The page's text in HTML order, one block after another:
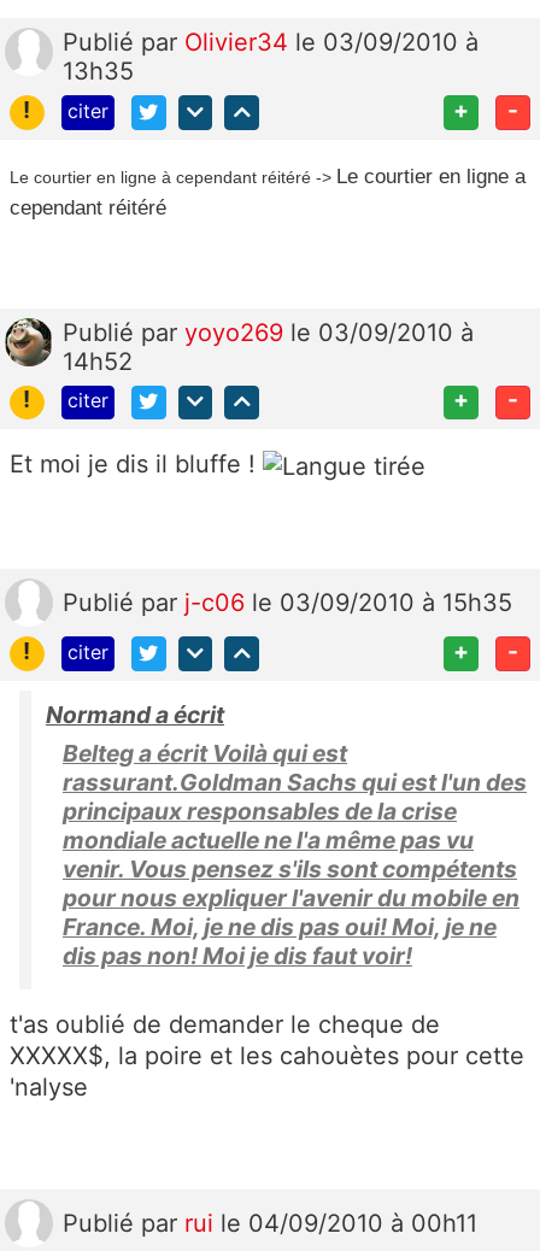
Publié par Olivier34 le 03/09/2010 à
13h35
!
citer + -
Le courtier en ligne à cependant réitéré -> Le courtier en ligne a
cependant réitéré
Publié par yoyo269 le 03/09/2010 à
14h52
!
citer + -
Et moi je dis il bluffe !
Publié par j-c06 le 03/09/2010 à 15h35
!
citer + -
Normand a écrit
Belteg a écrit Voilà qui est
rassurant.Goldman Sachs qui est l'un des
principaux responsables de la crise
mondiale actuelle ne l'a même pas vu
venir. Vous pensez s'ils sont compétents
pour nous expliquer l'avenir du mobile en
France. Moi, je ne dis pas oui! Moi, je ne
dis pas non! Moi je dis faut voir!
t'as oublié de demander le cheque de
XXXXX$, la poire et les cahouètes pour cette
'nalyse
Publié par rui le 04/09/2010 à 00h11